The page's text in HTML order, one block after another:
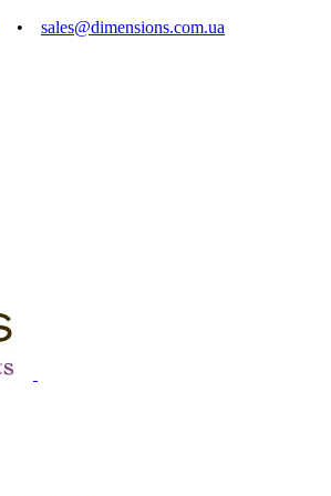
• sales@dimensions.com.ua